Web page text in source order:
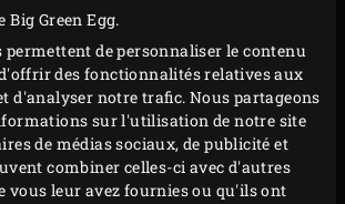
Green Egg.
permettent de personnaliser le contenu
des fonctionnalités relatives aux
d'analyser notre trafic. Nous partageons
sur l'utilisation de notre site
de médias sociaux, de publicité et
combiner celles-ci avec d'autres
vous leur avez fournies ou qu'ils ont
lepoêlon en fontesur la grille.
d’olive et beurre. Attendez que le
pour y déposer la limande côté
dans le poêlon. Faites cuire votre